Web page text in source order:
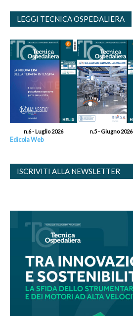
LEGGI TECNICA OSPEDALIERA
n.6 - Luglio 2026 n.5 - Giugno 2026
Edicola Web
ISCRIVITI ALLA NEWSLETTER